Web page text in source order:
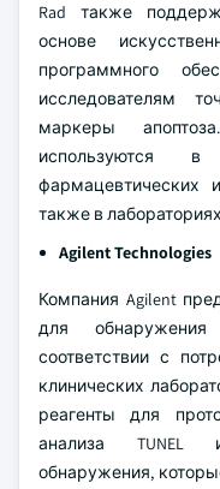
Rad также
основе
программного
исследователям
маркеры
используются в
фармацевтических
также в
Agilent Technologies
Компания Agilent
для обнаружения
соответствии с
клинических
реагенты для
анализа TUNEL
обнаружения,